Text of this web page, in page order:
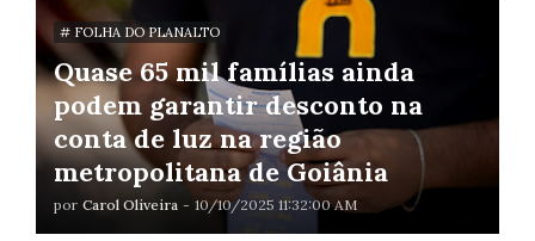
# FOLHA DO PLANALTO
Quase 65 mil famílias ainda
podem garantir desconto na
conta de luz na região
metropolitana de Goiânia
por Carol Oliveira - 10/10/2025 11:32:00 AM